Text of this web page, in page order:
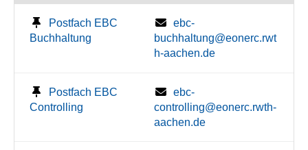
Postfach EBC
Buchhaltung
ebc-
buchhaltung@eonerc.rwt
h-aachen.de
Postfach EBC
Controlling
ebc-
controlling@eonerc.rwth-
aachen.de